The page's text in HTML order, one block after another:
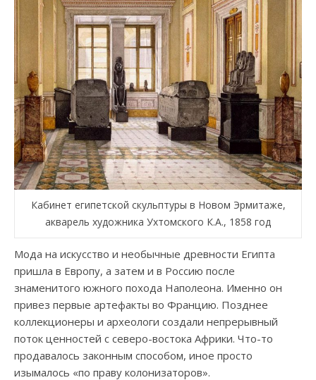
Кабинет египетской скульптуры в Новом Эрмитаже,
акварель художника Ухтомского К.А., 1858 год
Мода на искусство и необычные древности Египта
пришла в Европу, а затем и в Россию после
знаменитого южного похода Наполеона. Именно он
привез первые артефакты во Францию. Позднее
коллекционеры и археологи создали непрерывный
поток ценностей с северо-востока Африки. Что-то
продавалось законным способом, иное просто
изымалось «по праву колонизаторов».